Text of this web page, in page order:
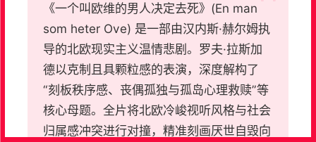
《一个叫欧维的男人决定去死》(En man
som heter Ove) 是一部由汉内斯·赫尔姆执
导的北欧现实主义温情悲剧。罗夫·拉斯加
德以克制且具颗粒感的表演，深度解构了
“刻板秩序感、丧偶孤独与孤岛心理救赎”等
核心母题。全片将北欧冷峻视听风格与社会
归属感冲突进行对撞，精准刻画厌世自毁向